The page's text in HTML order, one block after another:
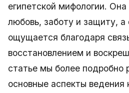
египетской мифологии.
любовь, заботу и защиту,
ощущается благодаря
восстановлением и
статье мы более подробно
основные аспекты ведения